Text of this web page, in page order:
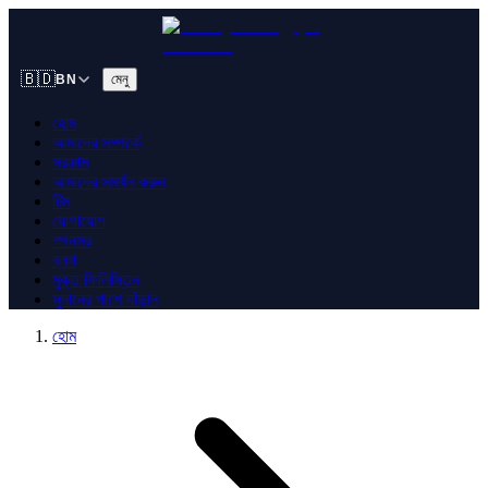
🇧🇩BN মেনু
হোম
আমাদের সম্পর্কে
সরঞ্জাম
আমাদের সমর্থন করুন
টিম
যোগাযোগ
স্পনসর
ব্লগ
মুক্ত ফিলিস্তিন
সুদানের পাশে দাঁড়ান
হোম